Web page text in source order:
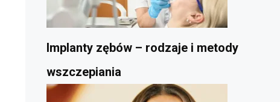
Implanty zębów – rodzaje i metody
wszczepiania